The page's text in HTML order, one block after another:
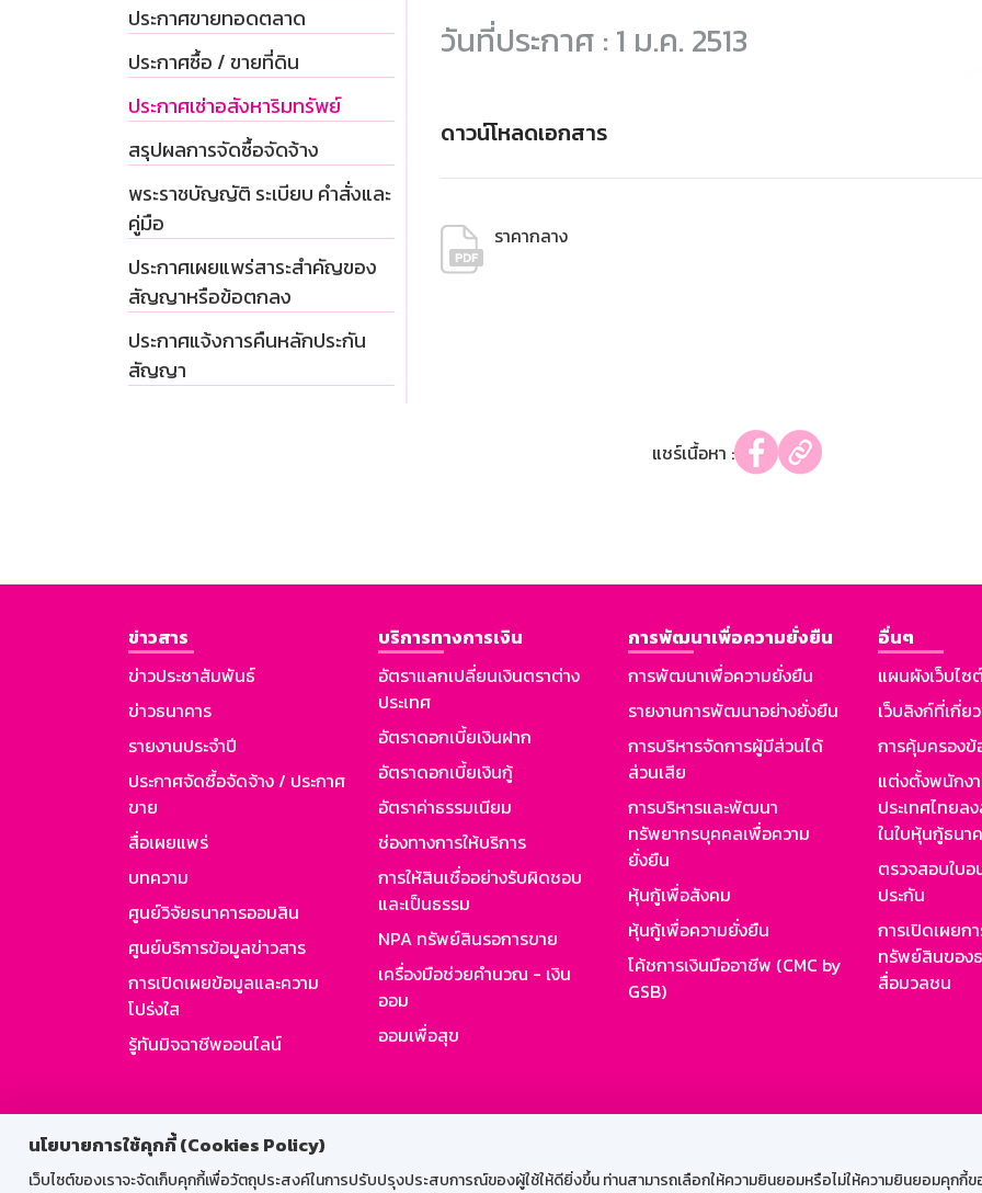
นโยบายการใช้คุกกี้ (Cookies Policy)
เว็บไซต์ของเราจะจัดเก็บคุกกี้เพื่อวัตถุประสงค์ในการปรับปรุงประสบการณ์ของผู้ใช้ให้ดียิ่งขึ้น ท่านสามารถเลือกให้ความยินยอมหรือไม่ให้ความยินยอมคุกกี้ข
ประกาศขายทอดตลาด
ประกาศซื้อ / ขายที่ดิน
ประกาศเช่าอสังหาริมทรัพย์
สรุปผลการจัดซื้อจัดจ้าง
พระราชบัญญัติ ระเบียบ คำสั่งและ
คู่มือ
ประกาศเผยแพร่สาระสำคัญของ
สัญญาหรือข้อตกลง
ประกาศแจ้งการคืนหลักประกัน
สัญญา
วันที่ประกาศ : 1 ม.ค. 2513
ดาวน์โหลดเอกสาร
ราคากลาง
แชร์เนื้อหา :
ข่าวสาร
ข่าวประชาสัมพันธ์
ข่าวธนาคาร
รายงานประจำปี
ประกาศจัดซื้อจัดจ้าง / ประกาศ
ขาย
สื่อเผยแพร่
บทความ
ศูนย์วิจัยธนาคารออมสิน
ศูนย์บริการข้อมูลข่าวสาร
การเปิดเผยข้อมูลและความ
โปร่งใส
รู้ทันมิจฉาชีพออนไลน์
บริการทางการเงิน
อัตราแลกเปลี่ยนเงินตราต่าง
ประเทศ
อัตราดอกเบี้ยเงินฝาก
อัตราดอกเบี้ยเงินกู้
อัตราค่าธรรมเนียม
ช่องทางการให้บริการ
การให้สินเชื่ออย่างรับผิดชอบ
และเป็นธรรม
NPA ทรัพย์สินรอการขาย
เครื่องมือช่วยคำนวณ - เงิน
ออม
ออมเพื่อสุข
การพัฒนาเพื่อความยั่งยืน
การพัฒนาเพื่อความยั่งยืน
รายงานการพัฒนาอย่างยั่งยืน
การบริหารจัดการผู้มีส่วนได้
ส่วนเสีย
การบริหารและพัฒนา
ทรัพยากรบุคคลเพื่อความ
ยั่งยืน
หุ้นกู้เพื่อสังคม
หุ้นกู้เพื่อความยั่งยืน
โค้ชการเงินมืออาชีพ (CMC by
GSB)
อื่นๆ
แผนผังเว็บไซ
เว็บลิงก์ที่เกี่ย
การคุ้มครอง
แต่งตั้งพนักง
ประเทศไทยล
ในใบหุ้นกู้ธนา
ตรวจสอบใบ
ประกัน
การเปิดเผยก
ทรัพย์สินของ
สื่อมวลชน